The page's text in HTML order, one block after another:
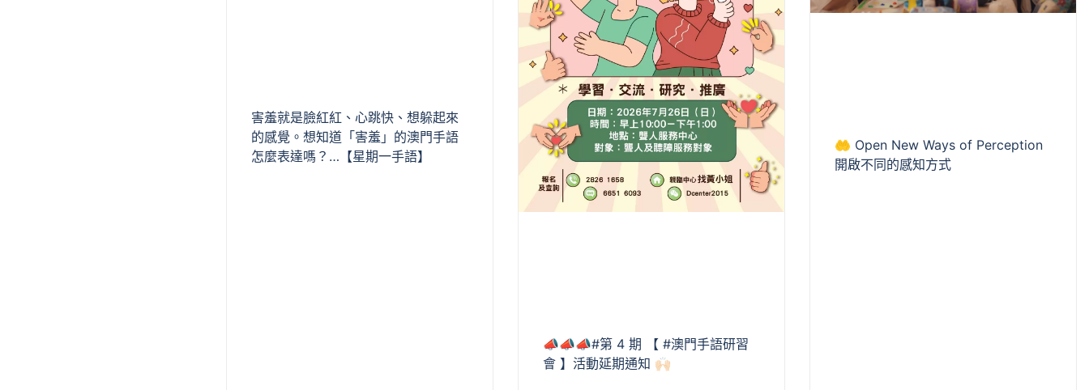
害羞就是臉紅紅、心跳快、想躲起來
的感覺。想知道「害羞」的澳門手語
怎麼表達嗎？…【星期一手語】
📣📣📣#第 4 期 【 #澳門手語研習
會 】活動延期通知 🙌🏻
🤲 Open New Ways of Perception
開啟不同的感知方式